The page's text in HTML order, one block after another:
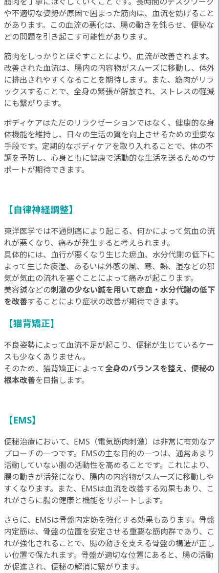
や不適切な姿勢が原因で固まった筋肉は、血流を妨げること
があります。この血流の悪化は、腸の動きを鈍らせ、便秘な
どの問題を引き起こす可能性があります。
筋肉をしっかりとほぐすことにより、血流が改善されます。
改善された血流は、腸内の内容物がスムーズに移動し、体外
に排出されやすくなることを期待します。また、筋肉がリラ
ックスすることで、全身の緊張が解放され、ストレスの軽減
にも繋がります。
ボディケアはただのリラクゼーションではなく、健康的な身
体機能を維持し、日々の生活の質を向上させるための重要な
手段です。定期的なボディケアを取り入れることで、体の不
調を予防し、心身ともに健康で活動的な生活を送るためのサ
ポートが期待できます。
【自律神経調整】
東洋医学では不通則痛により起こる、何かによって気血の流
れが悪くなり、痛みが発生すると考えられます。
具体的には、血行が悪くなり生じた瘀血、水分代謝の低下に
よって生じた痰湿、あるいは外感の風、寒、熱、湿などの邪
気が気血の流れを塞ぐことによって痛みが起こります。
美容鍼などの刺激の少ない鍼を用いて瘀血・水分代謝の低下
を改善することにより症状の改善が期待できます。
【猫背矯正】
不良姿勢によって血流不足が起こり、便秘が生じているケー
スも少なくありません。
そのため、猫背矯正によって全身のバランスを整え、便秘の
根本改善を目指します。
【EMS】
便秘治療において、EMS（電気筋肉刺激）は非常に有効なア
プローチの一つです。EMSの主な目的の一つは、通常あまり
活動していない腸の活動性を高めることです。これにより、
腸の動きが活発になり、腸内の内容物がスムーズに移動しや
すくなります。また、EMSは血流を改善する効果もあり、こ
れがさらに腸の健康と機能をサポートします。
さらに、EMSは骨盤内定筋を強化する効果もあります。骨盤
内定筋は、骨盤の位置を安定させる重要な筋肉群であり、こ
れが強化されることで、腸の動きを支える骨盤の構造が正し
い位置で保たれます。骨盤が適切な位置にあると、腸の活動
が促進され、便秘の解消に繋がります。